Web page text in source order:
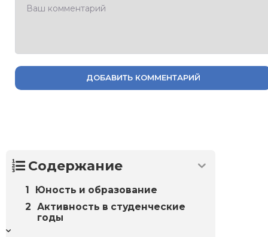
ДОБАВИТЬ КОММЕНТАРИЙ
Содержание
Юность и образование
Активность в студенческие
годы